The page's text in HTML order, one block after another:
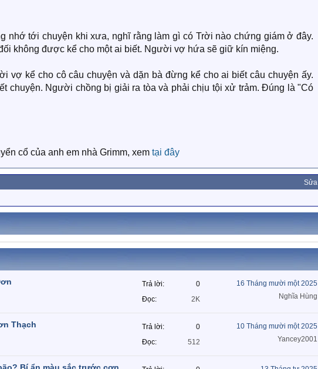
nhớ tới chuyện khi xưa, nghĩ rằng làm gì có Trời nào chứng giám ở đây.
không được kể cho một ai biết. Người vợ hứa sẽ giữ kín miệng.
vợ kể cho cô câu chuyện và dặn bà đừng kể cho ai biết câu chuyện ấy.
chuyện. Người chồng bị giải ra tòa và phải chịu tội xử trảm. Đúng là "Có
cổ của anh em nhà Grimm, xem tại đây
Sửa
Trả lời
0
Đọc
2K
16 Tháng mười một 2025
Nghĩa Hùng
Thạch Trả lời
0
Đọc
512
10 Tháng mười một 2025
Yancey2001